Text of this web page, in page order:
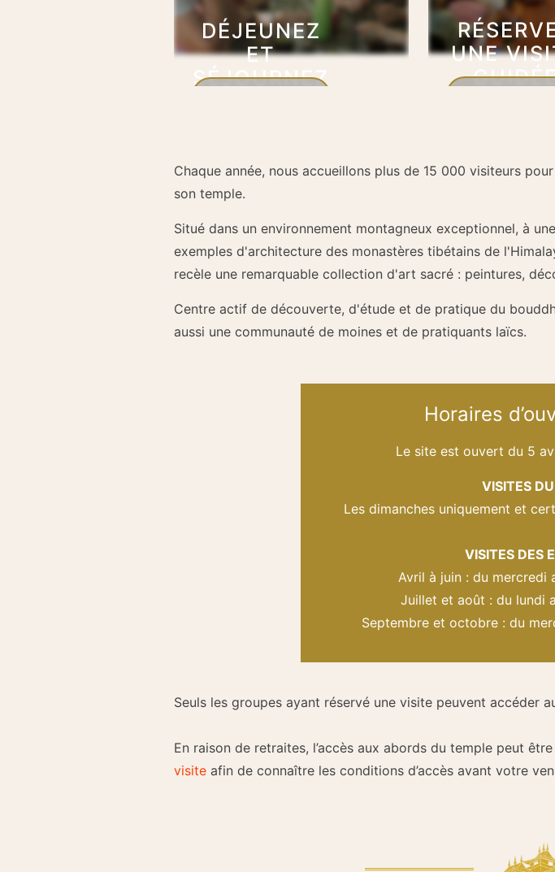
DÉJEUNEZ
ET
SÉJOURNEZ
UNE
Chaque année, nous accueillons plus de 15 000 visiteurs
son temple.
Situé dans un environnement montagneux exceptionnel, à
exemples d'architecture des monastères tibétains de
recèle une remarquable collection d'art sacré : peintures,
Centre actif de découverte, d'étude et de pratique du
aussi une communauté de moines et de pratiquants laïcs.
Horaires
Le site est ouvert du 5
VISITES
Les dimanches uniquement et
VISITES DES
Avril à juin : du mercredi
Juillet et août : du lundi
Septembre et octobre : du
Seuls les groupes ayant réservé une visite peuvent accéder
En raison de retraites, l’accès aux abords du temple peut
visiteafin de connaître les conditions d’accès avant votre